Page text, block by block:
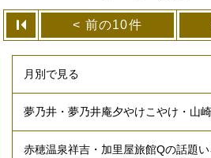
前の10件